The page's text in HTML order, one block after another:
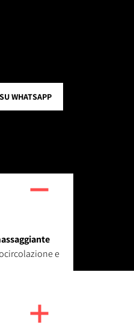
SU WHATSAPP
e